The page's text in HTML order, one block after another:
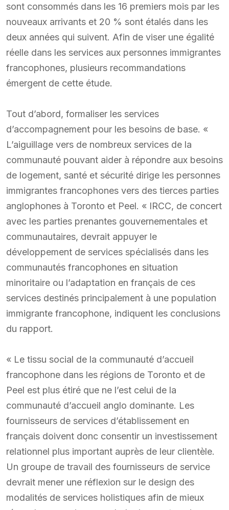
sont consommés dans les 16 premiers mois par les
nouveaux arrivants et 20 % sont étalés dans les
deux années qui suivent. Afin de viser une égalité
réelle dans les services aux personnes immigrantes
francophones, plusieurs recommandations
émergent de cette étude.
Tout d’abord, formaliser les services
d’accompagnement pour les besoins de base. «
L’aiguillage vers de nombreux services de la
communauté pouvant aider à répondre aux besoins
de logement, santé et sécurité dirige les personnes
immigrantes francophones vers des tierces parties
anglophones à Toronto et Peel. « IRCC, de concert
avec les parties prenantes gouvernementales et
communautaires, devrait appuyer le
développement de services spécialisés dans les
communautés francophones en situation
minoritaire ou l’adaptation en français de ces
services destinés principalement à une population
immigrante francophone, indiquent les conclusions
du rapport.
« Le tissu social de la communauté d’accueil
francophone dans les régions de Toronto et de
Peel est plus étiré que ne l’est celui de la
communauté d’accueil anglo dominante. Les
fournisseurs de services d’établissement en
français doivent donc consentir un investissement
relationnel plus important auprès de leur clientèle.
Un groupe de travail des fournisseurs de service
devrait mener une réflexion sur le design des
modalités de services holistiques afin de mieux